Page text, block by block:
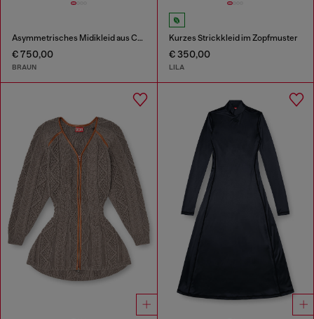
Asymmetrisches Midikleid aus Chiffon und Seiden-Crêpe
€ 750,00
BRAUN
Kurzes Strickkleid im Zopfmuster
€ 350,00
LILA